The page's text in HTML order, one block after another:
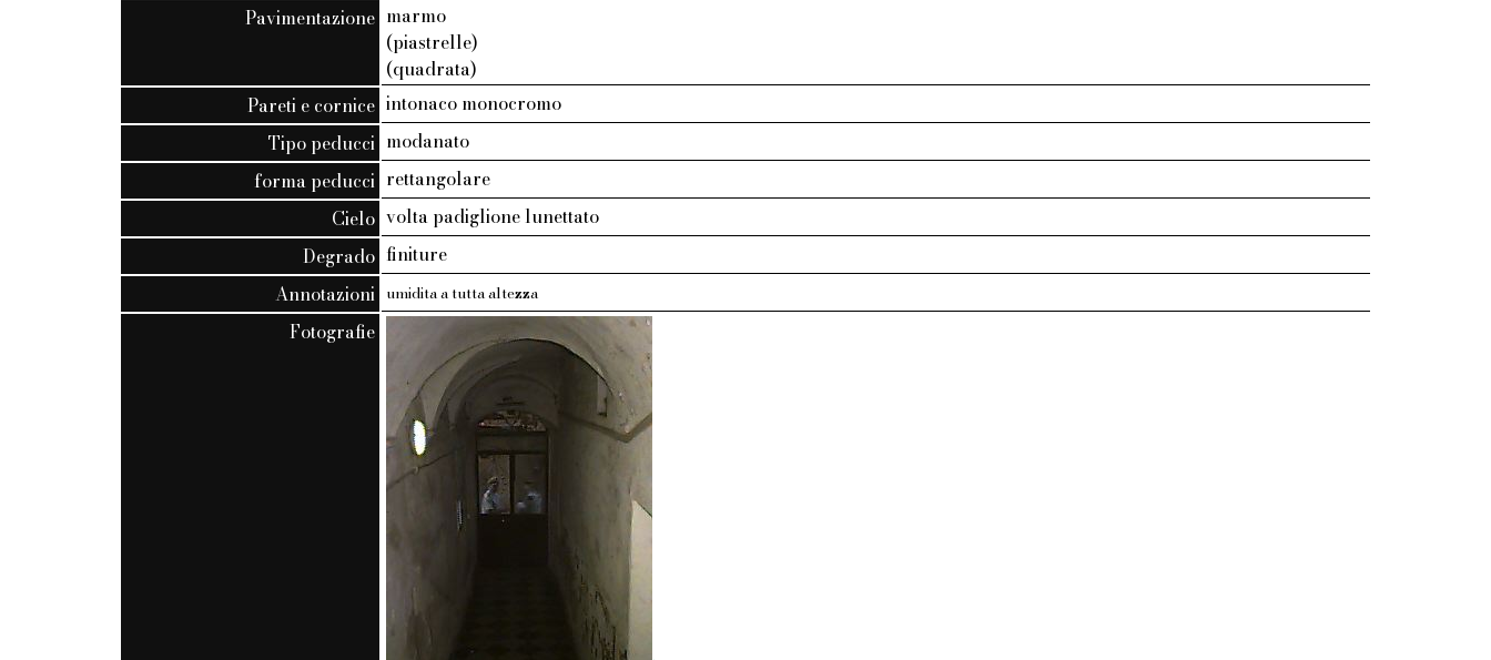
Pavimentazione marmo
(piastrelle)
(quadrata)
Pareti e cornice intonaco monocromo
Tipo peducci modanato
forma peducci rettangolare
Cielo volta padiglione lunettato
Degrado finiture
Annotazioni umidita a tutta altezza
Fotografie